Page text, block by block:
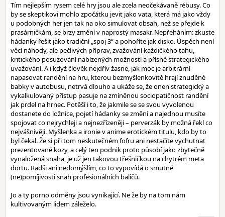
Tím nejlepším rysem celé hry jsou ale zcela neočekávaně rébusy. Co
by se skeptikovi mohlo zpočátku jevit jako vata, která má jako vždy
u podobných her jen tak na oko simulovat obsah, než se přejde k
prasárničkám, se brzy změní v naprostý masakr. Nepřeháním: zkuste
hádanky řešit jako tradiční „spoj 3“ a pohoříte jak disko. Úspěch není
věcí náhody, ale pečlivých příprav, zvažování každičkého tahu,
kritického posuzování nabízených možností a přísně strategického
uvažování. A i když člověk nejdřív žasne, jak moc je arbitrární
napasovat randění na hru, kterou bezmyšlenkovitě hrají znuděné
babky v autobusu, netrvá dlouho a ukáže se, že onen strategický a
vykalkulovaný přístup pasuje na zmíněnou sociopatičnost randění
jak prdel na hrnec. Potěší i to, že jakmile se se svou vyvolenou
dostanete do ložnice, pojetí hádanky se změní a najednou musíte
spojovat co nejrychleji a nejnezřízeněji – perverzák by možná řekl co
nejvášnivěji. Myšlenka a ironie v anime erotickém titulu, kdo by to
byl čekal. Že si při tom neskutečném fofru ani nestačíte vychutnat
prezentované kozy, a celý ten podnik proto působí jako zbytečně
vynaložená snaha, je už jen takovou třešničkou na chytrém meta
dortu. Radši ani nedomýšlím, co to vypovídá o smutné
(ne)pomíjivosti snah profesionálních baličů.
Jo a ty porno odměny jsou vynikající. Ne že by na tom nám
kultivovaným lidem záleželo.